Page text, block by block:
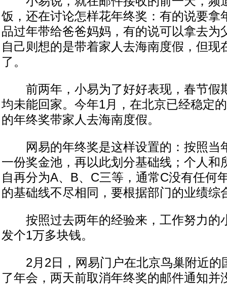
饭，还在讨论怎样花年终奖：有的说要拿
品过年带给爸爸妈妈，有的说可以拿去为
自己则想的是带着家人去海南度假，但现
了。
前两年，小易为了好好表现，春节假
均未能回家。今年1月，在北京已经稳定
的年终奖带家人去海南度假。
网易的年终奖是这样设置的：按照当
一份奖金池，再以此划分基础线；个人和
自再分为A、B、C三等，通常C没有任何
的基础线不尽相同，要根据部门的业绩综
按照过去两年的经验来，工作努力的
发个1万多块钱。
2月2日，网易门户在北京鸟巢附近的
了年会，两天前取消年终奖的邮件通知并